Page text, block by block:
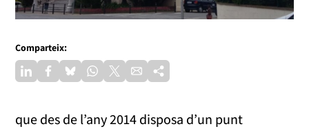
Comparteix:
que des de l’any 2014 disposa d’un punt